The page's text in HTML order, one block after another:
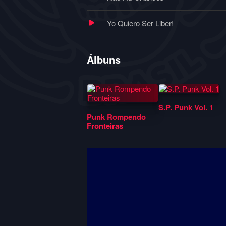
Yo Quiero Ser Liber!
Álbuns
Punk Rompendo
Fronteiras
S.P. Punk Vol. 1